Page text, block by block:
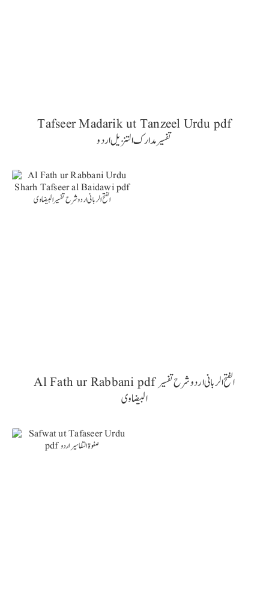
Tafseer Madarik ut Tanzeel Urdu pdf
تفسیر مدارک التنزیل اردو
Al Fath ur Rabbani pdf الفتح الربانی اردو شرح تفسیر
البیضاوی